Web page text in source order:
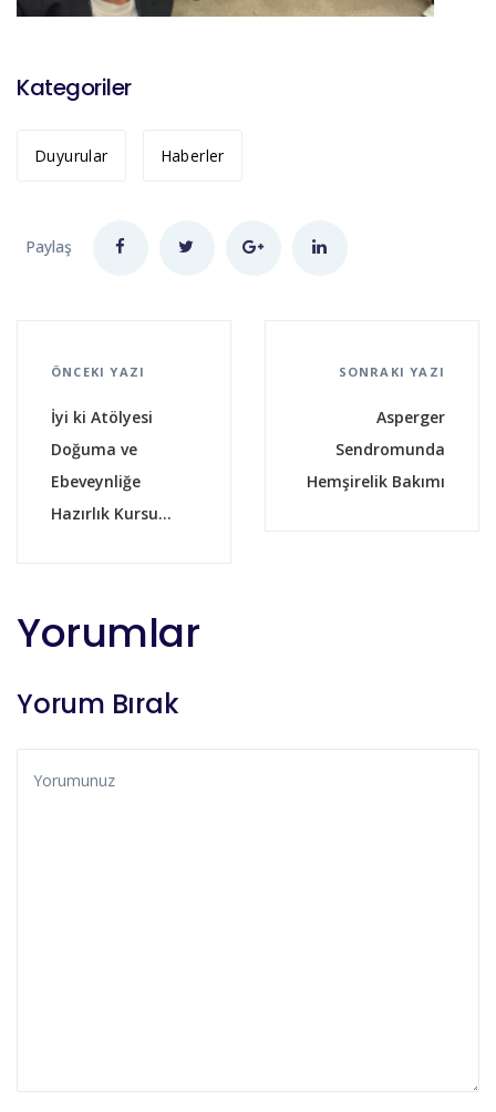
Kategoriler
Duyurular Haberler
Paylaş
ÖNCEKI YAZI
İyi ki Atölyesi
Doğuma ve
Ebeveynliğe
Hazırlık Kursu...
SONRAKI YAZI
Asperger
Sendromunda
Hemşirelik Bakımı
Yorumlar
Yorum Bırak